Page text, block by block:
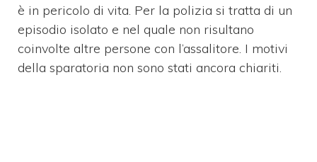
è in pericolo di vita. Per la polizia si tratta di un
episodio isolato e nel quale non risultano
coinvolte altre persone con l’assalitore. I motivi
della sparatoria non sono stati ancora chiariti.